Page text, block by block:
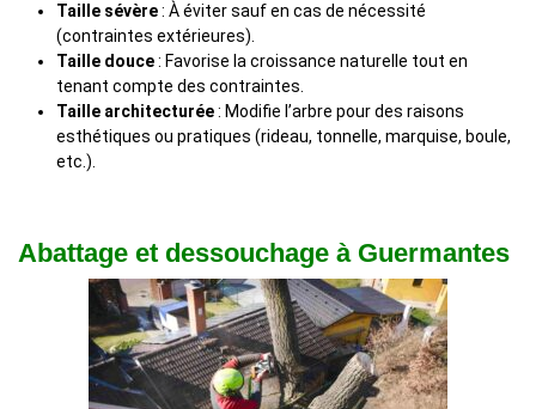
Taille sévère: À éviter sauf en cas de nécessité
(contraintes extérieures).
Taille douce: Favorise la croissance naturelle tout en
tenant compte des contraintes.
Taille architecturée: Modifie l’arbre pour des raisons
esthétiques ou pratiques (rideau, tonnelle, marquise, boule,
etc.).
Abattage et dessouchage à Guermantes